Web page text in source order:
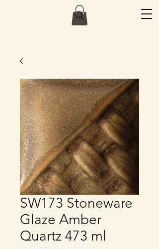
SW173 Stoneware
Glaze Amber
Quartz 473 ml